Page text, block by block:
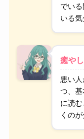
でい
いる気
癒やし
悪い
つ、
に読
くの